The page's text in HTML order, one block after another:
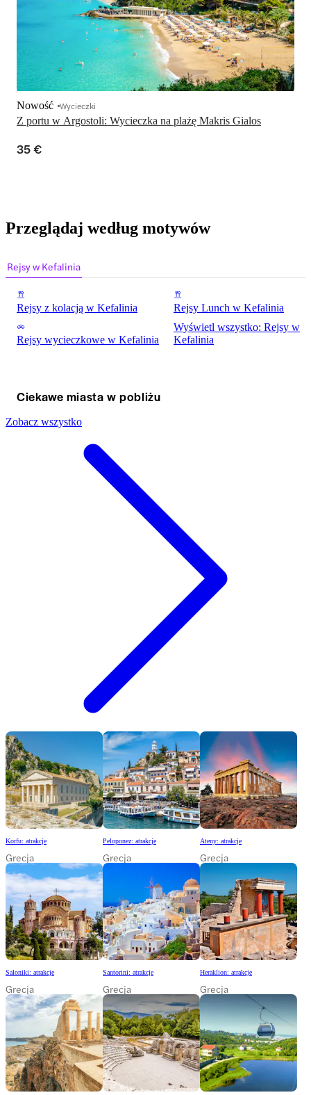
Z portu w Argostoli: Wycieczka na plażę Makris Gialos
Nowość Wycieczki
35 €
Przeglądaj według motywów
Rejsy w Kefalinia
Rejsy z kolacją w Kefalinia Rejsy Lunch w Kefalinia
Rejsy wycieczkowe w Kefalinia
Wyświetl wszystko: Rejsy w
Kefalinia
Ciekawe miasta w pobliżu
Zobacz wszystko
Korfu: atrakcje
Grecja
Peloponez: atrakcje
Grecja
Ateny: atrakcje
Grecja
Saloniki: atrakcje
Grecja
Santorini: atrakcje
Grecja
Heraklion: atrakcje
Grecja